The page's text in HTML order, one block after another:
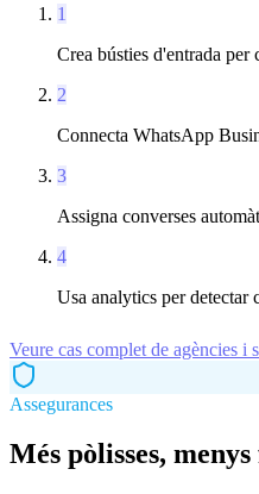
1
Crea bústies d'entrada per
2
Connecta WhatsApp
3
Assigna converses
4
Usa analytics per detectar
Veure cas complet de agències i
Assegurances
Més pòlisses,